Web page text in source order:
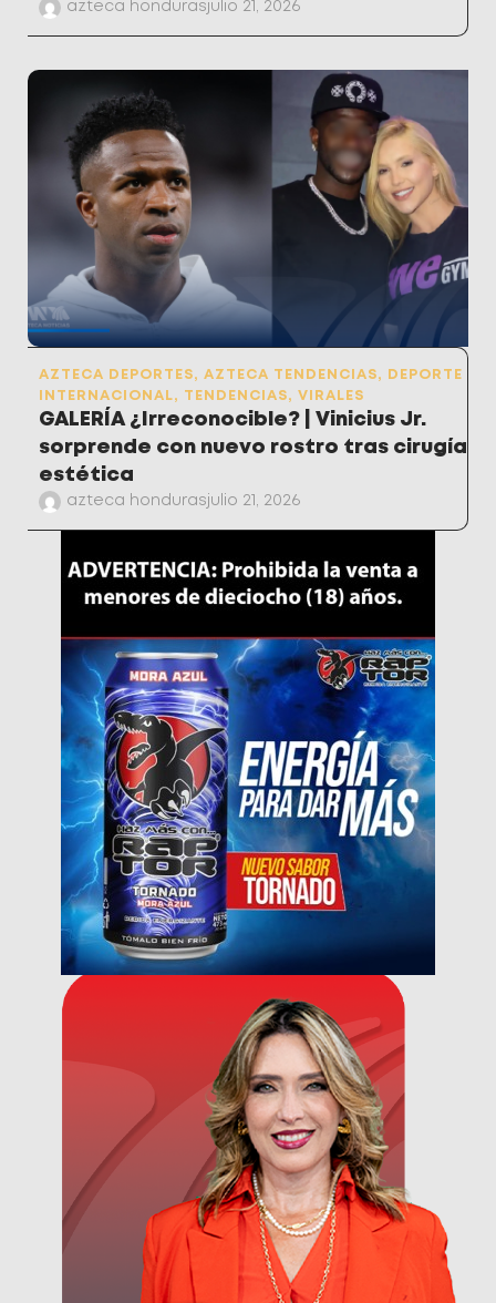
azteca hondurasjulio 21, 2026
AZTECA DEPORTES, AZTECA TENDENCIAS,
DEPORTE
INTERNACIONAL, TENDENCIAS, VIRALES
GALERÍA ¿Irreconocible? | Vinicius Jr.
sorprende con nuevo rostro tras cirugía
estética
azteca hondurasjulio 21, 2026